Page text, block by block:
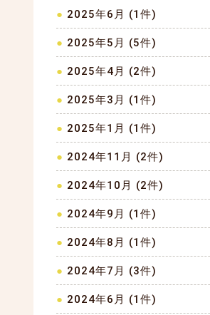
2025年6月 (1件)
2025年5月 (5件)
2025年4月 (2件)
2025年3月 (1件)
2025年1月 (1件)
2024年11月 (2件)
2024年10月 (2件)
2024年9月 (1件)
2024年8月 (1件)
2024年7月 (3件)
2024年6月 (1件)